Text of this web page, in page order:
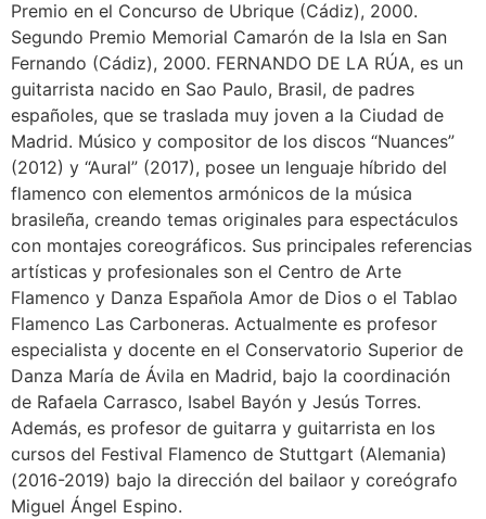
Premio en el Concurso de Ubrique (Cádiz), 2000.
Segundo Premio Memorial Camarón de la Isla en San
Fernando (Cádiz), 2000. FERNANDO DE LA RÚA, es un
guitarrista nacido en Sao Paulo, Brasil, de padres
españoles, que se traslada muy joven a la Ciudad de
Madrid. Músico y compositor de los discos “Nuances”
(2012) y “Aural” (2017), posee un lenguaje híbrido del
flamenco con elementos armónicos de la música
brasileña, creando temas originales para espectáculos
con montajes coreográficos. Sus principales referencias
artísticas y profesionales son el Centro de Arte
Flamenco y Danza Española Amor de Dios o el Tablao
Flamenco Las Carboneras. Actualmente es profesor
especialista y docente en el Conservatorio Superior de
Danza María de Ávila en Madrid, bajo la coordinación
de Rafaela Carrasco, Isabel Bayón y Jesús Torres.
Además, es profesor de guitarra y guitarrista en los
cursos del Festival Flamenco de Stuttgart (Alemania)
(2016-2019) bajo la dirección del bailaor y coreógrafo
Miguel Ángel Espino.